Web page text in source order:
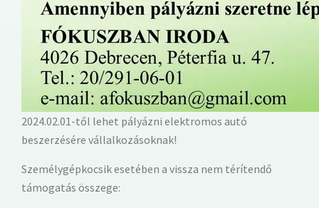
2024.02.01-től lehet pályázni elektromos autó
beszerzésére vállalkozásoknak!
Személygépkocsik esetében a vissza nem térítendő
támogatás összege: